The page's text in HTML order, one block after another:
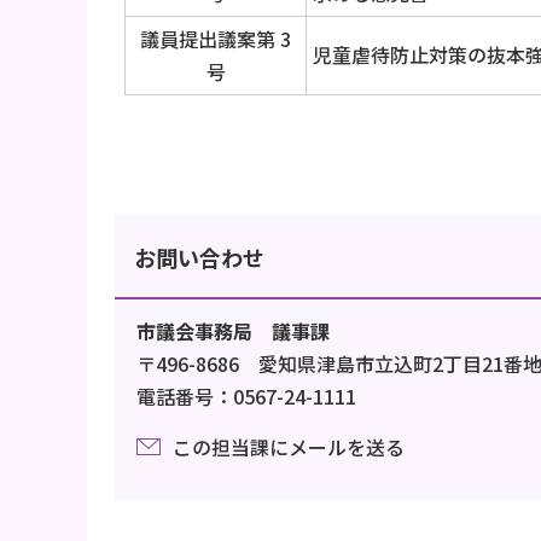
議員提出議案第 3
号
児童虐待防止対策の抜本
お問い合わせ
市議会事務局 議事課
〒496-8686 愛知県津島市立込町2丁目21番地
電話番号：0567-24-1111
この担当課にメールを送る